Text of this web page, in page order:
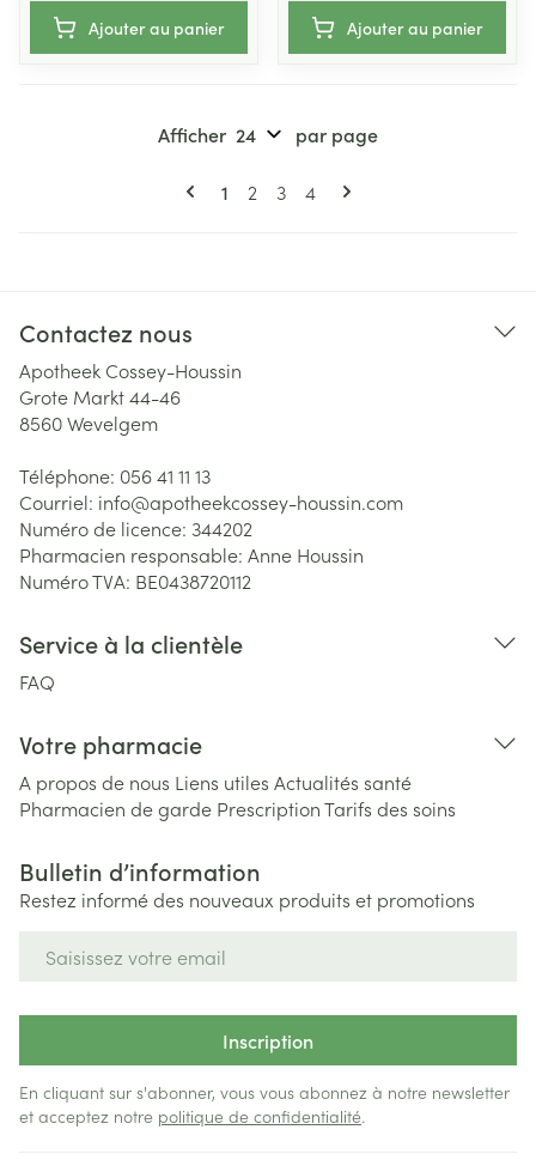
Ajouter au panier Ajouter au panier
Pages
Vous lisez actuellement la page
1 Page
2 Page
3 Page
4
Afficher par page
Contactez nous
Apotheek Cossey-Houssin
Grote Markt 44-46
8560Wevelgem
Téléphone: 056 41 11 13
Courriel: info@apotheekcossey-houssin.com
Numéro de licence: 344202
Pharmacien responsable: Anne Houssin
Numéro TVA: BE0438720112
Service à la clientèle
FAQ
Votre pharmacie
A propos de nous Liens utiles Actualités santé
Pharmacien de garde PrescriptionTarifs des soins
Bulletin d’information
Restez informé des nouveaux produits et promotions
Inscription
En cliquant sur s'abonner, vous vous abonnez à notre newsletter
et acceptez notre politique de confidentialité.